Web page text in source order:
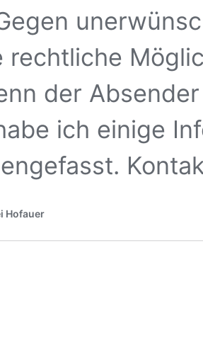
rechtliche
der
ich einige
Hofauer